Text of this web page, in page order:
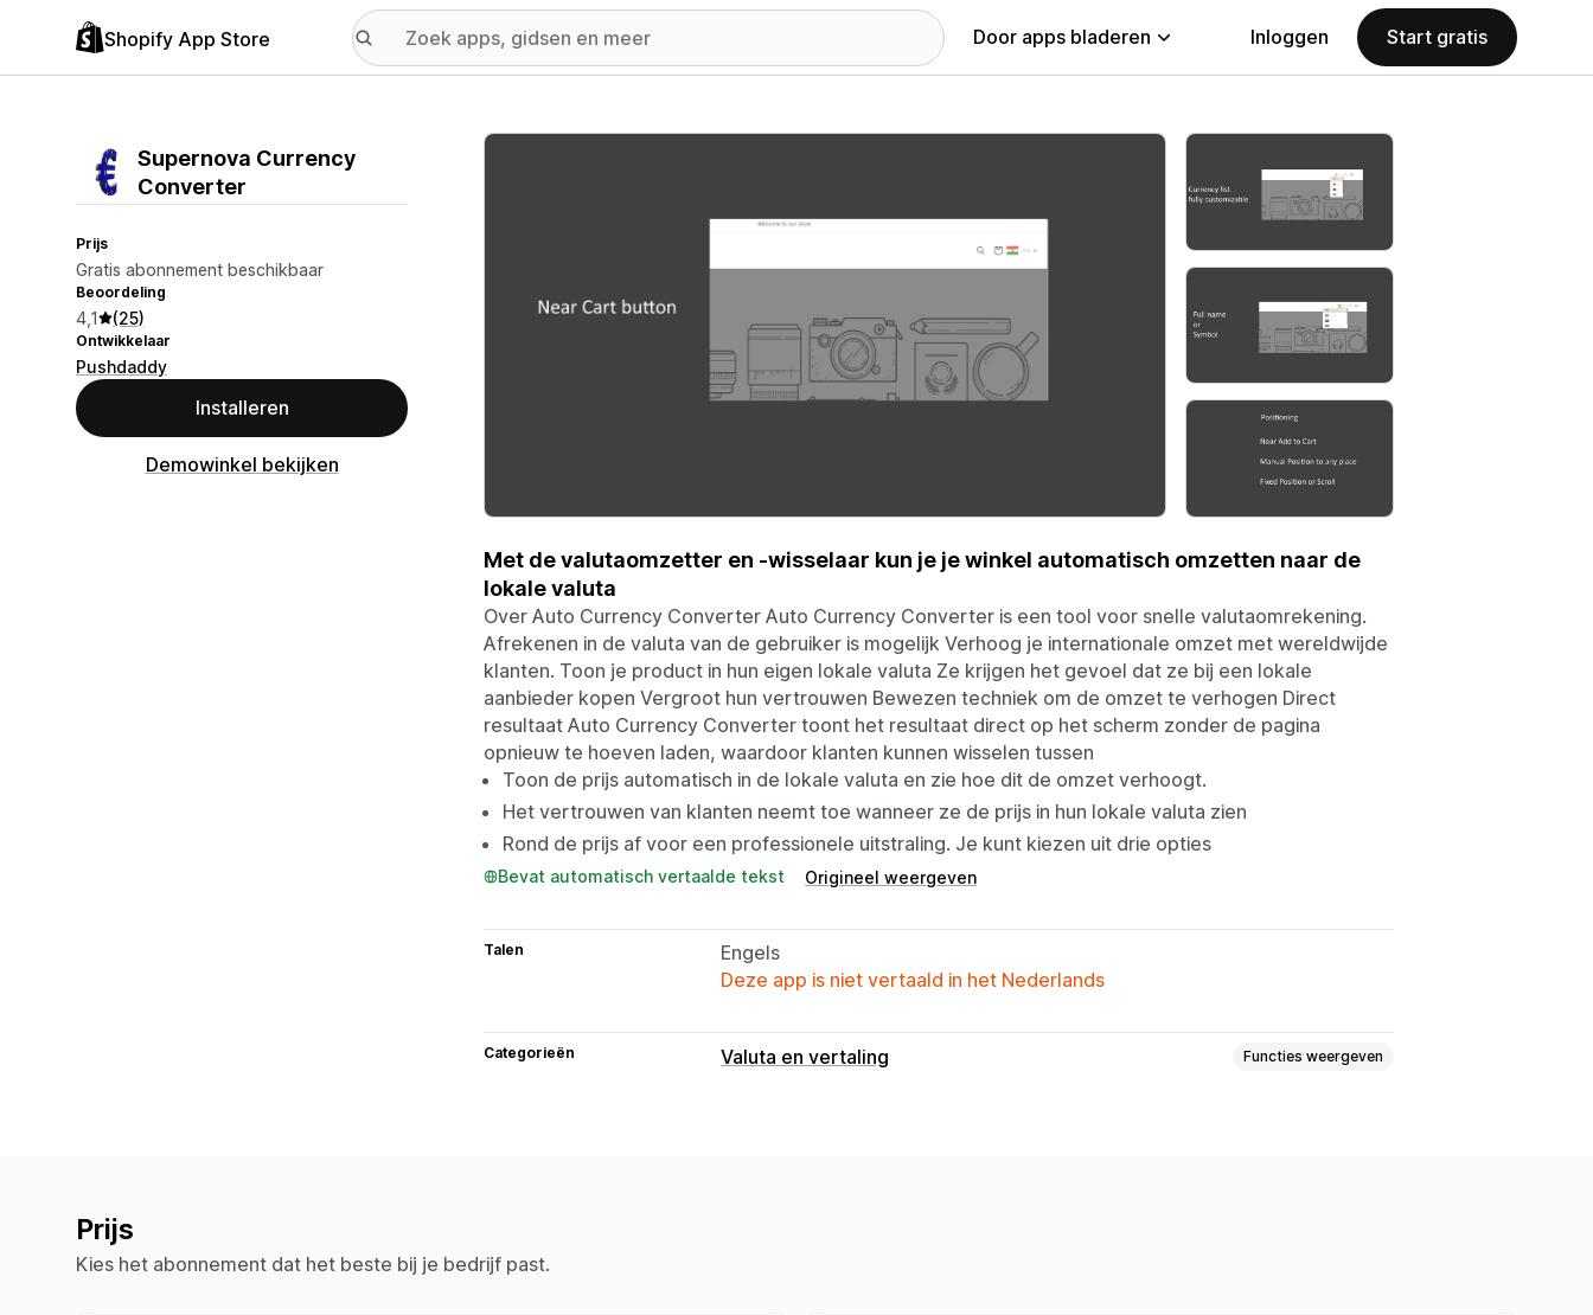
Shopify App Store Door apps bladeren Inloggen Start gratis
Supernova Currency
Converter
Prijs
Gratis abonnement beschikbaar
Beoordeling
4,1 (25)
Ontwikkelaar
Pushdaddy
Installeren
Demowinkel bekijken
Galerij met uitgelichte afbeeldingen
Met de valutaomzetter en -wisselaar kun je je winkel automatisch omzetten naar de
lokale valuta
Over Auto Currency Converter Auto Currency Converter is een tool voor snelle valutaomrekening.
Afrekenen in de valuta van de gebruiker is mogelijk Verhoog je internationale omzet met wereldwijde
klanten. Toon je product in hun eigen lokale valuta Ze krijgen het gevoel dat ze bij een lokale
aanbieder kopen Vergroot hun vertrouwen Bewezen techniek om de omzet te verhogen Direct
resultaat Auto Currency Converter toont het resultaat direct op het scherm zonder de pagina
opnieuw te hoeven laden, waardoor klanten kunnen wisselen tussen
Toon de prijs automatisch in de lokale valuta en zie hoe dit de omzet verhoogt.
Het vertrouwen van klanten neemt toe wanneer ze de prijs in hun lokale valuta zien
Rond de prijs af voor een professionele uitstraling. Je kunt kiezen uit drie opties
Bevat automatisch vertaalde tekst Origineel weergeven
Talen
Engels
Deze app is niet vertaald in het Nederlands
Categorieën Valuta en vertaling Functies weergeven
Prijs
Kies het abonnement dat het beste bij je bedrijf past.